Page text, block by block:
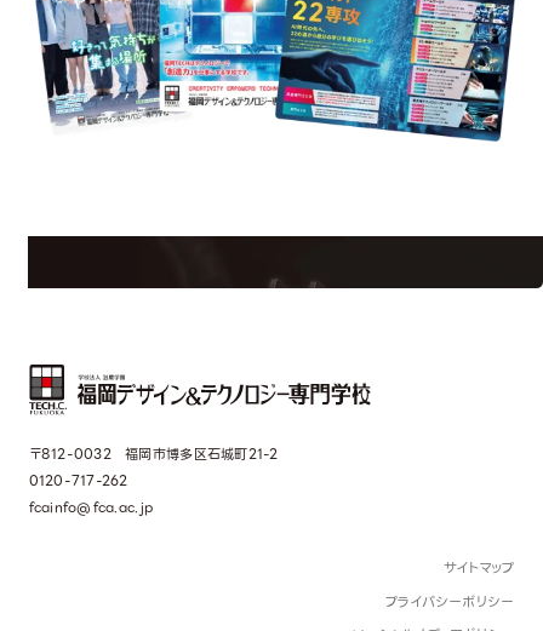
Information
〒812-0032 福岡市博多区石城町21-2
0120-717-262
fcainfo@fca.ac.jp
サイトマップ
プライバシーポリシー